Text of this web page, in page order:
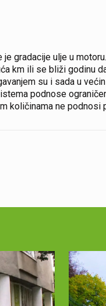
gradacije ulje u
km ili se bliži godinu
su i sada u
podnose
količinama ne